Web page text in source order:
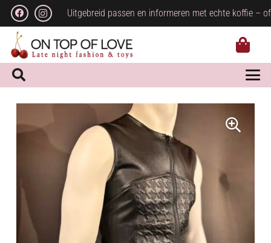
Uitgebreid passen en informeren met echte koffie –